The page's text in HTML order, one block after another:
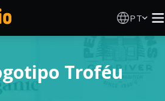
PT
IA Troféu